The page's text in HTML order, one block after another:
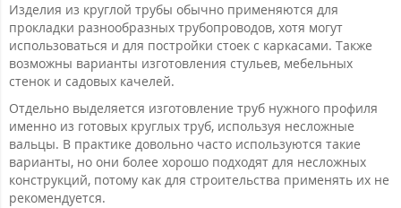
Изделия из круглой трубы обычно применяются для
прокладки разнообразных трубопроводов, хотя могут
использоваться и для постройки стоек с каркасами. Также
возможны варианты изготовления стульев, мебельных
стенок и садовых качелей.
Отдельно выделяется изготовление труб нужного профиля
именно из готовых круглых труб, используя несложные
вальцы. В практике довольно часто используются такие
варианты, но они более хорошо подходят для несложных
конструкций, потому как для строительства применять их не
рекомендуется.